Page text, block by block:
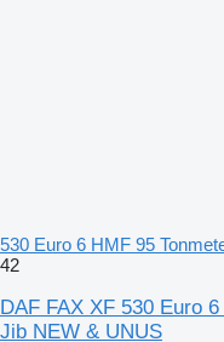
530 Euro 6 HMF 95
42
DAF FAX XF 530 Euro
Jib NEW & UNUS